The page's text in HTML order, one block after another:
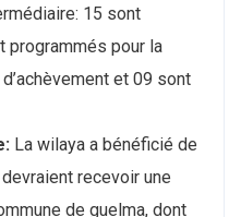
15 sont
programmés pour la
et 09 sont
La wilaya a bénéficié de
recevoir une
de guelma, dont